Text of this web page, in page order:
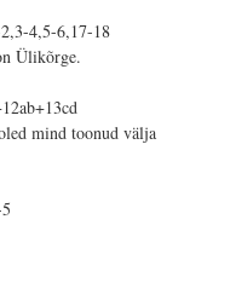
4,5-6,17-18
Ülikõrge.
mind toonud välja